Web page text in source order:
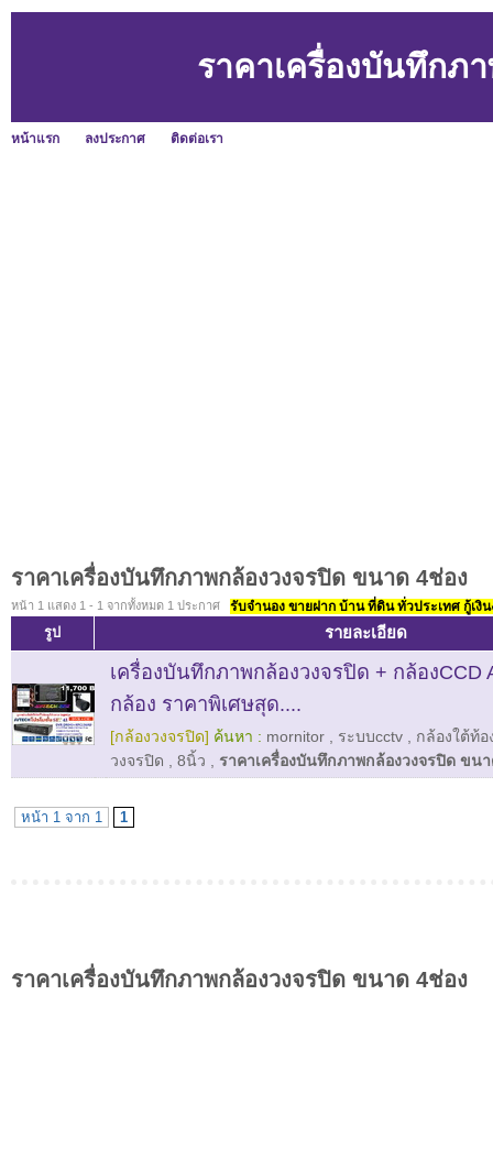
ราคาเครื่องบันทึกภ
หน้าแรก ลงประกาศ ติดต่อเรา
ราคาเครื่องบันทึกภาพกล้องวงจรปิด ขนาด 4ช่อง
หน้า 1 แสดง 1 - 1 จากทั้งหมด 1 ประกาศ รับจำนอง ขายฝาก บ้าน ที่ดิน ทั่วประเทศ กู้เงิ
รูป รายละเอียด
เครื่องบันทึกภาพกล้องวงจรปิด + กล้องCCD
กล้อง ราคาพิเศษสุด....
[กล้องวงจรปิด] ค้นหา : mornitor ระบบcctv
กล้องใต้ท้
วงจรปิด
8นิ้ว ราคาเครื่องบันทึกภาพกล้องวงจรปิด ขน
หน้า 1 จาก 1 1
ราคาเครื่องบันทึกภาพกล้องวงจรปิด ขนาด 4ช่อง